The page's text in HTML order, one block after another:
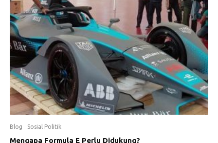
Blog Sosial Politik
Mengapa Formula E Perlu Didukung?